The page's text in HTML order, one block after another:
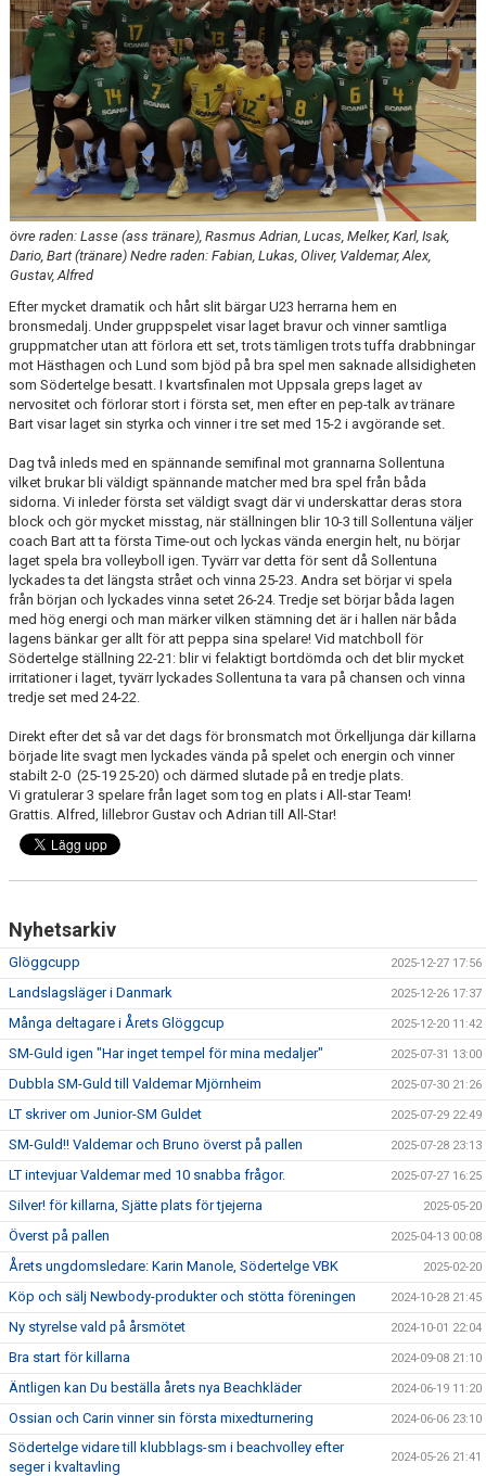
DOKUMENT & BLANKETTER
SPONSORER
BÖRJA SPELA, AVGIFTER, BLI MEDLEM
övre raden: Lasse (ass tränare), Rasmus Adrian, Lucas, Melker, Karl, Isak,
Dario, Bart (tränare) Nedre raden: Fabian, Lukas, Oliver, Valdemar, Alex,
Gustav, Alfred
Efter mycket dramatik och hårt slit bärgar U23 herrarna hem en
bronsmedalj. Under gruppspelet visar laget bravur och vinner samtliga
gruppmatcher utan att förlora ett set, trots tämligen trots tuffa drabbningar
mot Hästhagen och Lund som bjöd på bra spel men saknade allsidigheten
som Södertelge besatt. I kvartsfinalen mot Uppsala greps laget av
nervositet och förlorar stort i första set, men efter en pep-talk av tränare
Bart visar laget sin styrka och vinner i tre set med 15-2 i avgörande set.
Dag två inleds med en spännande semifinal mot grannarna Sollentuna
vilket brukar bli väldigt spännande matcher med bra spel från båda
sidorna. Vi inleder första set väldigt svagt där vi underskattar deras stora
block och gör mycket misstag, när ställningen blir 10-3 till Sollentuna väljer
coach Bart att ta första Time-out och lyckas vända energin helt, nu börjar
laget spela bra volleyboll igen. Tyvärr var detta för sent då Sollentuna
lyckades ta det längsta strået och vinna 25-23. Andra set börjar vi spela
från början och lyckades vinna setet 26-24. Tredje set börjar båda lagen
med hög energi och man märker vilken stämning det är i hallen när båda
lagens bänkar ger allt för att peppa sina spelare! Vid matchboll för
Södertelge ställning 22-21: blir vi felaktigt bortdömda och det blir mycket
irritationer i laget, tyvärr lyckades Sollentuna ta vara på chansen och vinna
tredje set med 24-22.
Direkt efter det så var det dags för bronsmatch mot Örkelljunga där killarna
började lite svagt men lyckades vända på spelet och energin och vinner
stabilt 2-0 (25-19 25-20) och därmed slutade på en tredje plats.
Vi gratulerar 3 spelare från laget som tog en plats i All-star Team!
Grattis. Alfred, lillebror Gustav och Adrian till All-Star!
Nyhetsarkiv
Glöggcupp 2025-12-27 17:56
Landslagsläger i Danmark 2025-12-26 17:37
Många deltagare i Årets Glöggcup 2025-12-20 11:42
SM-Guld igen "Har inget tempel för mina medaljer" 2025-07-31 13:00
Dubbla SM-Guld till Valdemar Mjörnheim 2025-07-30 21:26
LT skriver om Junior-SM Guldet 2025-07-29 22:49
SM-Guld!! Valdemar och Bruno överst på pallen 2025-07-28 23:13
LT intevjuar Valdemar med 10 snabba frågor. 2025-07-27 16:25
Silver! för killarna, Sjätte plats för tjejerna 2025-05-20
Överst på pallen 2025-04-13 00:08
Årets ungdomsledare: Karin Manole, Södertelge VBK 2025-02-20
Köp och sälj Newbody-produkter och stötta föreningen 2024-10-28 21:45
Ny styrelse vald på årsmötet 2024-10-01 22:04
Bra start för killarna 2024-09-08 21:10
Äntligen kan Du beställa årets nya Beachkläder 2024-06-19 11:20
Ossian och Carin vinner sin första mixedturnering 2024-06-06 23:10
Södertelge vidare till klubblags-sm i beachvolley efter
seger i kvaltavling
2024-05-26 21:41